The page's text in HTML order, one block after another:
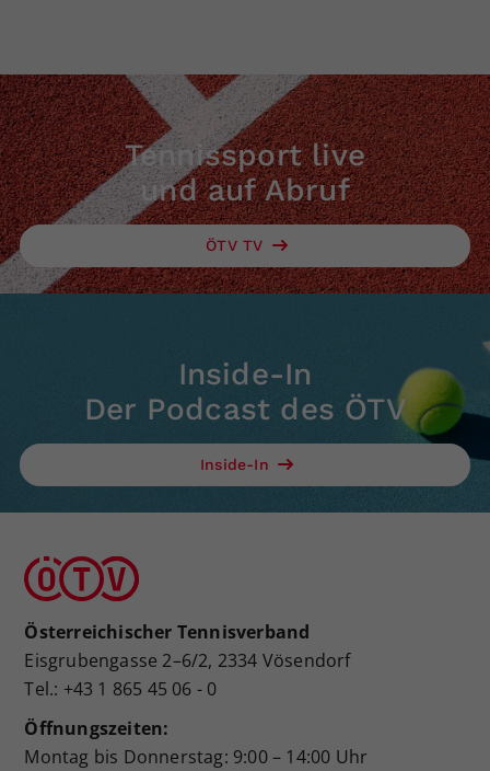
Tennissport live
und auf Abruf
ÖTV TV
Inside-In
Der Podcast des ÖTV
Inside-In
Österreichischer Tennisverband
Eisgrubengasse 2–6/2, 2334 Vösendorf
Tel.: +43 1 865 45 06 - 0
Öffnungszeiten:
Montag bis Donnerstag: 9:00 – 14:00 Uhr